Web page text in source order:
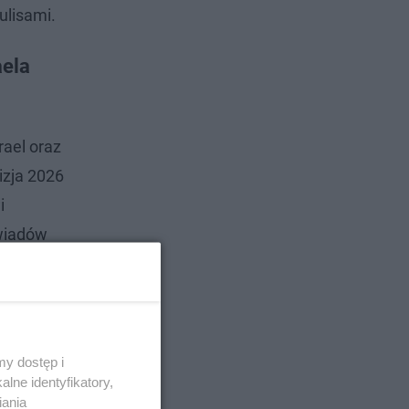
oraz
2026
na
dostęp i
identyfikatory,